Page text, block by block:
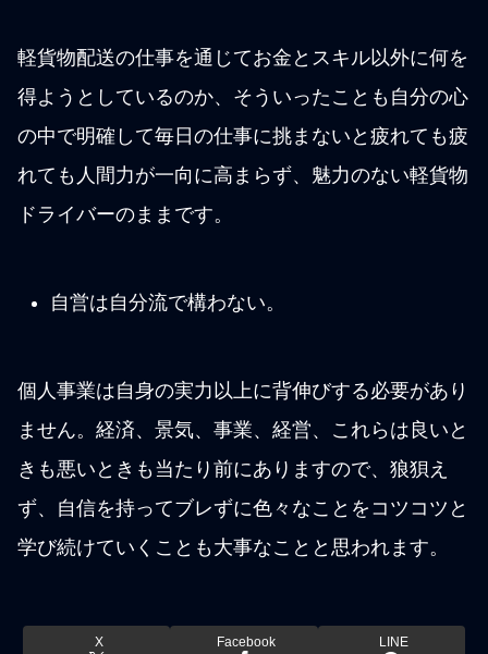
軽貨物配送の仕事を通じてお金とスキル以外に何を
得ようとしているのか、そういったことも自分の心
の中で明確して毎日の仕事に挑まないと疲れても疲
れても人間力が一向に高まらず、魅力のない軽貨物
ドライバーのままです。
自営は自分流で構わない。
個人事業は自身の実力以上に背伸びする必要があり
ません。経済、景気、事業、経営、これらは良いと
きも悪いときも当たり前にありますので、狼狽え
ず、自信を持ってブレずに色々なことをコツコツと
学び続けていくことも大事なことと思われます。
X Facebook LINE